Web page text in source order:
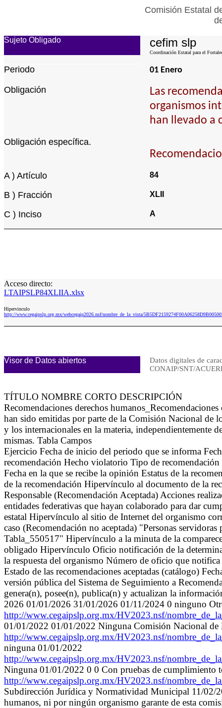
Comisión Estatal
Sujeto Obligado cefim slp
Coordinación Estatal para el
Periodo 01 Enero
Obligación
Las
organismos
han llevado a
Obligación específica.
A ) Artículo 84
B ) Fracción XLII
C ) Inciso A
Acceso directo:
LTAIPSLP84XLIIA.xlsx
Hipervinculo
http://www.cegaipslp.org.mx/webcegaip2026.nsf/nombre_de_la_vista/
Visor de Datos abiertos
Datos digitales de
CONAIP/SNT/
TÍTULO NOMBRE CORTO DESCRIPCIÓN
Recomendaciones derechos
han sido emitidas por parte de la Comisión Nacional de
y los internacionales en la materia, independientemente
mismas. Tabla Campos
Ejercicio Fecha de inicio del periodo que se informa
recomendación Hecho violatorio Tipo de
Fecha en la que se recibe la opinión Estatus de la
de la recomendación Hipervínculo al documento de la
Responsable (Recomendación Aceptada) Acciones
entidades federativas que hayan colaborado para dar
estatal Hipervínculo al sitio de Internet del organismo
caso (Recomendación no aceptada) "Personas servidoras
Tabla_550517" Hipervínculo a la minuta de la
obligado Hipervínculo Oficio notificación de la
la respuesta del organismo Número de oficio que
Estado de las recomendaciones aceptadas (catálogo)
versión pública del Sistema de Seguimiento a
genera(n), posee(n), publica(n) y actualizan la
2026 01/01/2026 31/01/2026 01/11/2024 0 ninguno
http://www.cegaipslp.org.mx/HV2023.nsf/
01/01/2022 01/01/2022 Ninguna Comisión Nacional
http://www.cegaipslp.org.mx/HV2023.nsf/
ninguna 01/01/2022
http://www.cegaipslp.org.mx/HV2023.nsf/
Ninguna 01/01/2022 0 0 Con pruebas de cumplimiento
http://www.cegaipslp.org.mx/HV2023.nsf/
Subdirección Jurídica y Normatividad Municipal 11/02/
humanos, ni por ningún organismo garante de esta